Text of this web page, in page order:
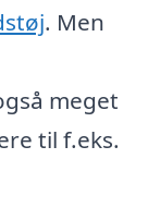
. Men
meget
til f.eks.